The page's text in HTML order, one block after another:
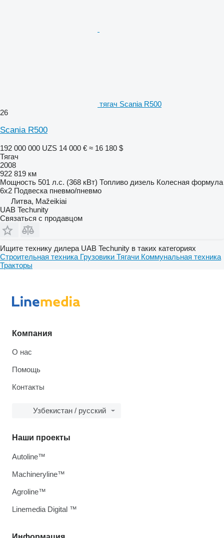
тягач Scania R500
26
Scania R500
192 000 000 UZS 14 000 € ≈ 16 180 $
Тягач
2008
922 819 км
Мощность 501 л.с. (368 кВт) Топливо дизель Колесная формула
6x2 Подвеска пневмо/пневмо
Литва, Mažeikiai
UAB Techunity
Связаться с продавцом
Ищите технику дилера UAB Techunity в таких категориях
Строительная техника Грузовики Тягачи Коммунальная техника
Тракторы
Компания
О нас
Помощь
Контакты
Узбекистан / русский
Наши проекты
Autoline™
Machineryline™
Agroline™
Linemedia Digital ™